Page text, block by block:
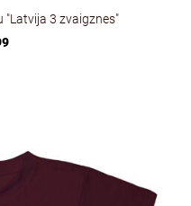
"Latvija 3 zvaigznes"